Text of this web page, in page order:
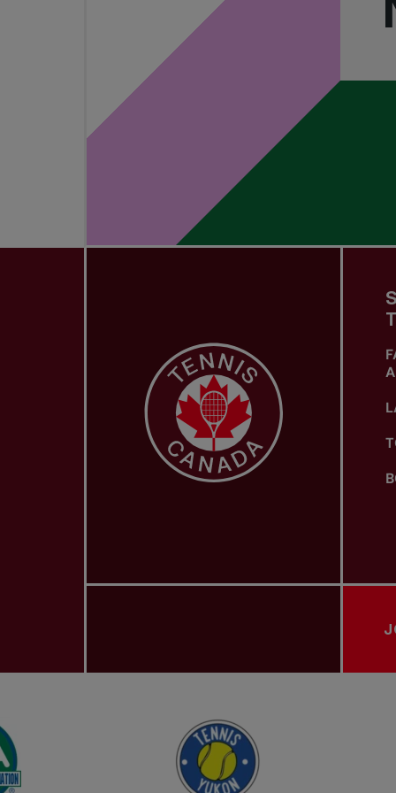
ASSOCIATIONS PROVINCIALES DE TENNIS